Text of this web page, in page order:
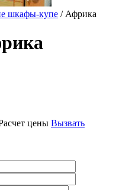
шкафы-купе / Африка
цены Вызвать